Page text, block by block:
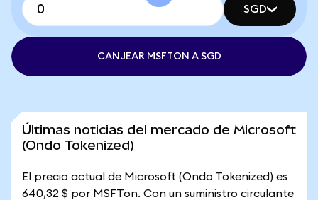
SGD
CANJEAR MSFTON A SGD
Últimas noticias del mercado de Microsoft
(Ondo Tokenized)
El precio actual de Microsoft (Ondo Tokenized) es
640,32 $ por MSFTon. Con un suministro circulante